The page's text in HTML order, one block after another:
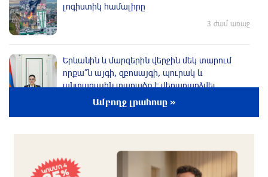
լոգիստիկ համալիրը
3 ժամ առաջ
Երևանին և մարզերին վերջին մեկ տարում
որքա՞ն այգի, զբոսայգի, պուրակ և
անտառային տարածք է վերադարձվել.
Գլխավոր դատախազը մանրամասներ է
«Արսենալն» ընկերական խաղում զիջեց
«Բետիսին»
Ամբողջ լրահոսը »